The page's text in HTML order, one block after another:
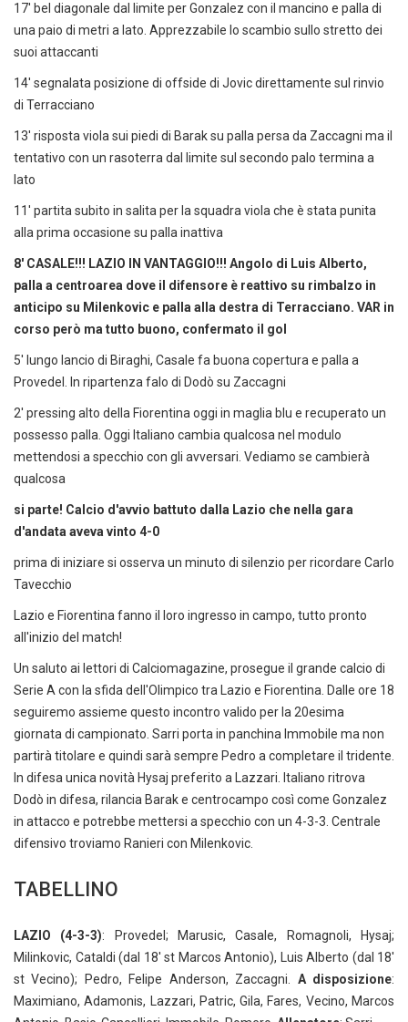
17' bel diagonale dal limite per Gonzalez con il mancino e palla di
una paio di metri a lato. Apprezzabile lo scambio sullo stretto dei
suoi attaccanti
14' segnalata posizione di offside di Jovic direttamente sul rinvio
di Terracciano
13' risposta viola sui piedi di Barak su palla persa da Zaccagni ma il
tentativo con un rasoterra dal limite sul secondo palo termina a
lato
11' partita subito in salita per la squadra viola che è stata punita
alla prima occasione su palla inattiva
8' CASALE!!! LAZIO IN VANTAGGIO!!! Angolo di Luis Alberto,
palla a centroarea dove il difensore è reattivo su rimbalzo in
anticipo su Milenkovic e palla alla destra di Terracciano. VAR in
corso però ma tutto buono, confermato il gol
5' lungo lancio di Biraghi, Casale fa buona copertura e palla a
Provedel. In ripartenza falo di Dodò su Zaccagni
2' pressing alto della Fiorentina oggi in maglia blu e recuperato un
possesso palla. Oggi Italiano cambia qualcosa nel modulo
mettendosi a specchio con gli avversari. Vediamo se cambierà
qualcosa
si parte! Calcio d'avvio battuto dalla Lazio che nella gara
d'andata aveva vinto 4-0
prima di iniziare si osserva un minuto di silenzio per ricordare Carlo
Tavecchio
Lazio e Fiorentina fanno il loro ingresso in campo, tutto pronto
all'inizio del match!
Un saluto ai lettori di Calciomagazine, prosegue il grande calcio di
Serie A con la sfida dell'Olimpico tra Lazio e Fiorentina. Dalle ore 18
seguiremo assieme questo incontro valido per la 20esima
giornata di campionato. Sarri porta in panchina Immobile ma non
partirà titolare e quindi sarà sempre Pedro a completare il tridente.
In difesa unica novità Hysaj preferito a Lazzari. Italiano ritrova
Dodò in difesa, rilancia Barak e centrocampo così come Gonzalez
in attacco e potrebbe mettersi a specchio con un 4-3-3. Centrale
difensivo troviamo Ranieri con Milenkovic.
TABELLINO
LAZIO (4-3-3): Provedel; Marusic, Casale, Romagnoli, Hysaj;
Milinkovic, Cataldi (dal 18' st Marcos Antonio), Luis Alberto (dal 18'
st Vecino); Pedro, Felipe Anderson, Zaccagni. A disposizione:
Maximiano, Adamonis, Lazzari, Patric, Gila, Fares, Vecino, Marcos